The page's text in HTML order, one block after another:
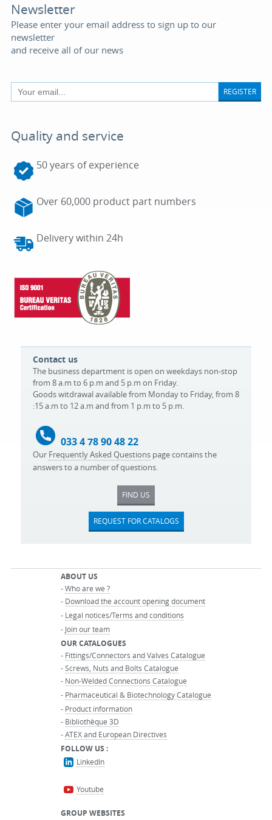
Newsletter
Please enter your email address to sign up to our
newsletter
and receive all of our news
REGISTER
Quality and service
50 years of experience
Over 60,000 product part numbers
Delivery within 24h
Contact us
The business department is open on weekdays non-stop
from 8 a.m to 6 p.m and 5 p.m on Friday.
Goods witdrawal available from Monday to Friday, from 8
:15 a.m to 12 a.m and from 1 p.m to 5 p.m.
033 4 78 90 48 22
Our Frequently Asked Questions page contains the
answers to a number of questions.
FIND US
REQUEST FOR CATALOGS
ABOUT US
-Who are we ?
- Download the account opening document
- Legal notices/Terms and conditions
- Join our team
OUR CATALOGUES
- Fittings/Connectors and Valves Catalogue
-Screws, Nuts and Bolts Catalogue
- Non-Welded Connections Catalogue
- Pharmaceutical & Biotechnology Catalogue
- Product information
- Bibliothèque 3D
-ATEX and European Directives
FOLLOW US :
LinkedIn
Youtube
GROUP WEBSITES